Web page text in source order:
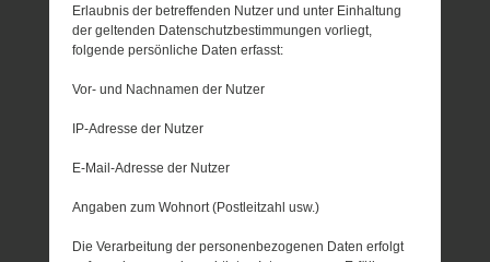
Erlaubnis der betreffenden Nutzer und unter Einhaltung
der geltenden Datenschutzbestimmungen vorliegt,
folgende persönliche Daten erfasst:
Vor- und Nachnamen der Nutzer
IP-Adresse der Nutzer
E-Mail-Adresse der Nutzer
Angaben zum Wohnort (Postleitzahl usw.)
Die Verarbeitung der personenbezogenen Daten erfolgt